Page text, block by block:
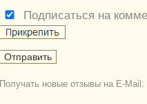
Подписаться на
Получать новые отзывы на E-Mail: